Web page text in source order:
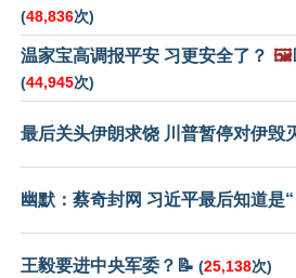
(48,836次)
温家宝高调报平安 习更安全了？ 🖼️
(44,945次)
最后关头伊朗求饶 川普暂停对伊毁
幽默：蔡奇封网 习近平最后知道是
王毅要进中央军委？📝 (25,138次)